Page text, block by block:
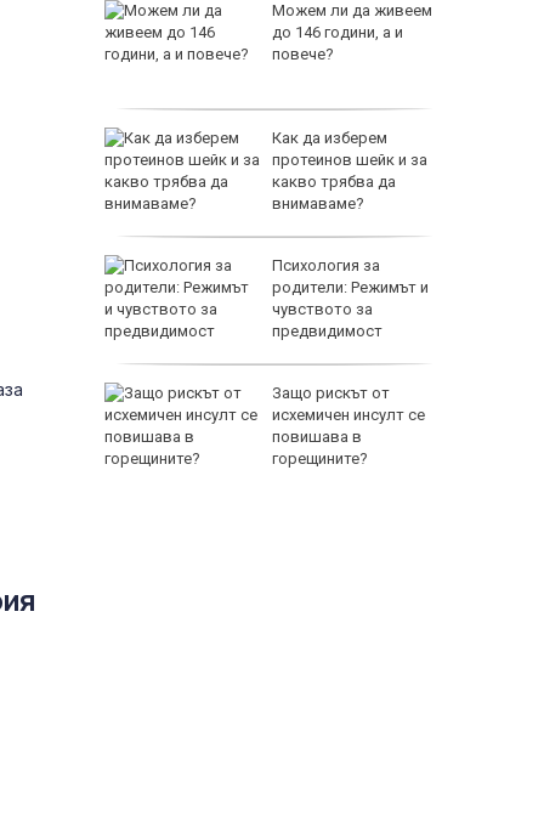
по
Можем ли да живеем
до 146 години, а и
повече?
Как да изберем
протеинов шейк и за
какво трябва да
внимаваме?
Психология за
родители: Режимът и
чувството за
предвидимост
Защо рискът от
исхемичен инсулт се
повишава в
горещините?